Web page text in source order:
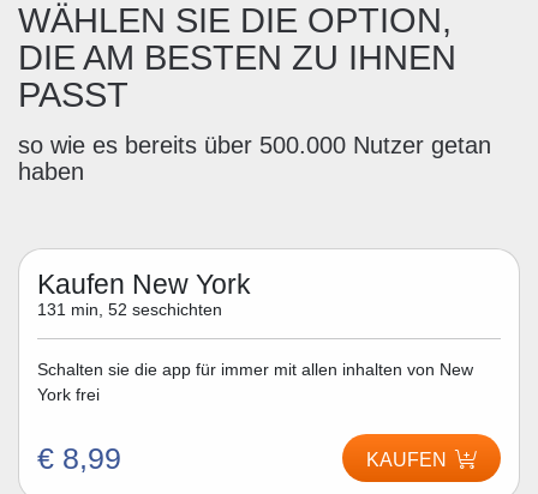
WÄHLEN SIE DIE OPTION,
DIE AM BESTEN ZU IHNEN
PASST
so wie es bereits über 500.000 Nutzer getan
haben
Kaufen New York
131 min, 52 seschichten
Schalten sie die app für immer mit allen inhalten von New
York frei
€ 8,99 KAUFEN